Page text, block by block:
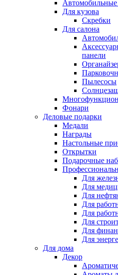
Для кузова
Скребки
Для салона
панели
Пылесосы
Фонари
Деловые подарки
Медали
Награды
Настольные
Открытки
Подарочные
Для
Для
Для
Для
Для
Для
Для
Для
Для дома
Декор